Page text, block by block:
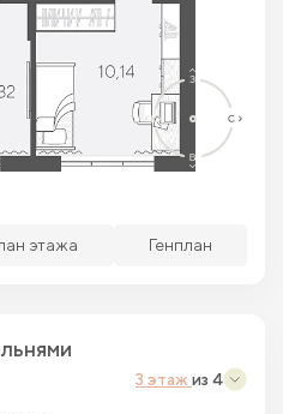
этажа Генплан
3 этаж из 4